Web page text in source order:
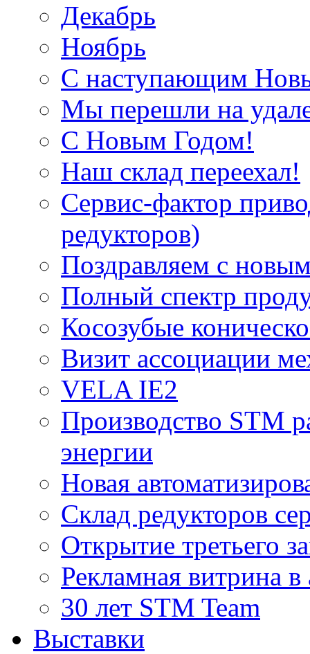
Декабрь
Ноябрь
С наступающим
Мы перешли на
С Новым Годом!
Наш склад переехал!
Сервис-фактор
редукторов)
Поздравляем с
Полный спектр
Косозубые
Визит ассоциации
VELA IE2
Производство STM
энергии
Новая
Склад редукторов
Открытие третьего
Рекламная витрина в
30 лет STM Team
Выставки